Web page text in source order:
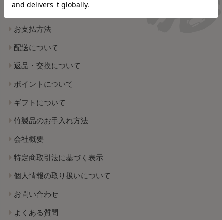
ご利用案内 shopping guide
お支払方法
配送について
返品・交換について
ポイントについて
ギフトについて
竹製品のお手入れ方法
会社概要
特定商取引法に基づく表示
個人情報の取り扱いについて
お問い合わせ
よくある質問